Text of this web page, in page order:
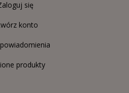
się
konto
produkty